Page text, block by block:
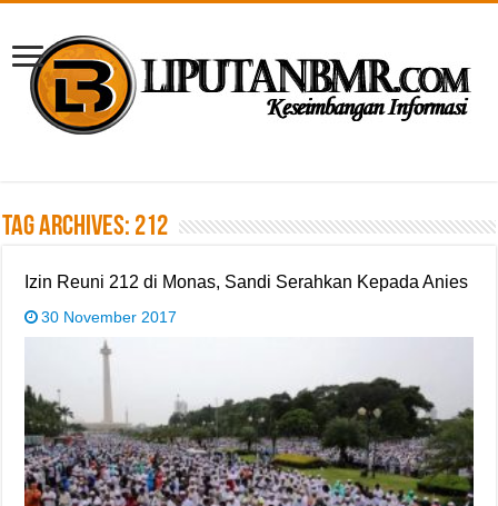
Tag Archives: 212
Izin Reuni 212 di Monas, Sandi Serahkan Kepada Anies
30 November 2017